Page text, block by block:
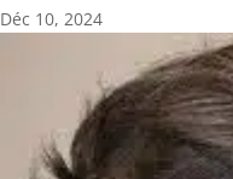
Déc 10, 2024